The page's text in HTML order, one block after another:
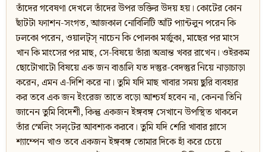
তাঁদের গবেষণা দেখলে তাঁদের উপর ভক্তির উদয় হয়। কোটের কোন
ছাঁটটা ফ্যাশন-সংগত, আজকাল নোবিলিটি আঁট প্যান্টলুন পরেন কি
ঢলকো পরেন, ওয়ালট্‌স্‌ নাচেন কি পোলকা মর্জুকা, মাছের পর মাংস
খান কি মাংসের পর মাছ, সে-বিষয়ে তাঁরা অভ্রান্ত খবর রাখেন। ওইরকম
ছোটোখাটো বিষয়ে এক জন বাঙালি যত দস্তুর-বেদস্তুর নিয়ে নাড়াচাড়া
করেন, এমন এ-দিশি করে না। তুমি যদি মাছ খাবার সময় ছুরি ব্যবহার
কর তবে এক জন ইংরেজ তাতে বড়ো আশ্চর্য হবেন না, কেননা তিনি
জানেন তুমি বিদেশী, কিন্তু একজন ইঙ্গবঙ্গ সেখানে উপস্থিত থাকলে
তাঁর স্মেলিং সল্‌টের আবশ্যক করবে। তুমি যদি শেরি খাবার গ্লাসে
শ্যাম্পেন খাও তবে একজন ইঙ্গবঙ্গ তোমার দিকে হাঁ করে চেয়ে